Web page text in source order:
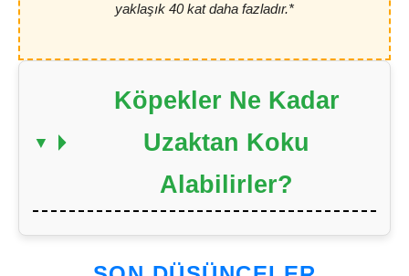
yaklaşık 40 kat daha fazladır.*
Köpekler Ne Kadar
Uzaktan Koku
Alabilirler?